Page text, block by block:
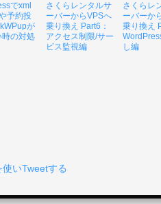
でxml
予約投
が
時の対処
さくらレンタルサ
ーバーからVPSへ
乗り換え Part6：
アクセス制限/サー
ビス監視編
さくらレ
ーバーか
乗り換え
し編
いTweetする